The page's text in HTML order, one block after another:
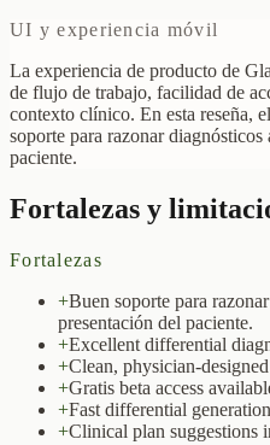
UI y experiencia móvil
La experiencia de producto de
de flujo de trabajo, facilidad de
contexto clínico. En esta reseña,
soporte para razonar
paciente.
Fortalezas y
Fortalezas
+Buen soporte para
presentación del paciente.
+Excellent differential
+Clean, physician-
+Gratis beta access
+Fast differential
+Clinical plan suggestions